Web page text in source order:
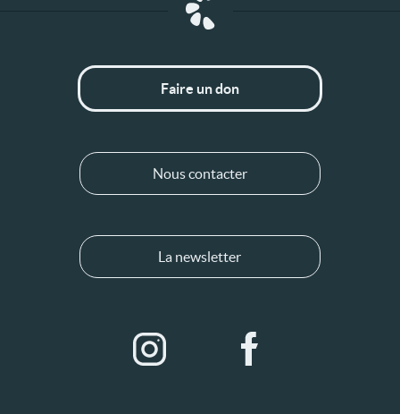
Faire un don
Nous contacter
La newsletter